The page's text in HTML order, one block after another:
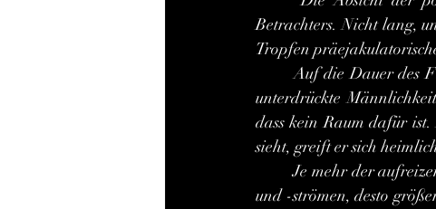
Betrachters. Nicht lang,
Tropfen
	Auf die Dauer des Films wird das unterschwellige Jucken zur lustgeladenen Drangsal; seine
unterdrückte
dass kein Raum dafür
sieht, greift er sich
und -strömen, desto